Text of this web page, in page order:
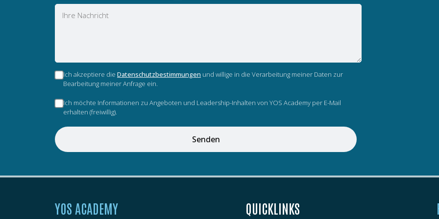
Nachricht
Ich akzeptiere die Datenschutzbestimmungen und willige in die Verarbeitung meiner Daten zur
Bearbeitung meiner Anfrage ein.
Ich möchte Informationen zu Angeboten und Leadership-Inhalten von YOS Academy per E-Mail
erhalten (freiwillig).
Senden
YOS ACADEMY QUICKLINKS